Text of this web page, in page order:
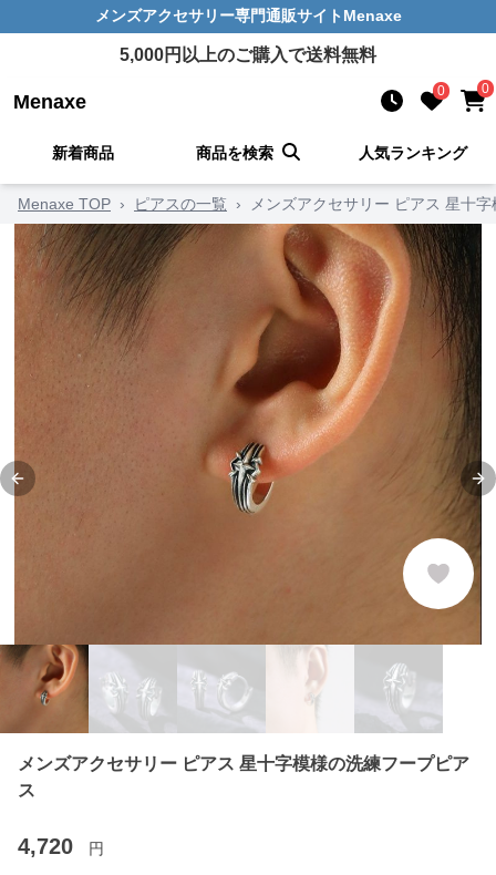
メンズアクセサリー専門通販サイト Menaxe
5,000円以上のご購入で送料無料
Menaxe 0 0
新着商品 商品を検索 人気ランキング
Menaxe TOP › ピアスの一覧 › メンズアクセサリー ピアス 星十
Previous slide
メンズアクセサリー ピアス 星十字模様の洗練フープピア
ス
4,720 円